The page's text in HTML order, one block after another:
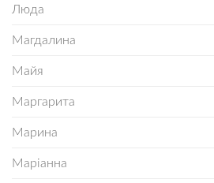
Люда
Магдалина
Майя
Маргарита
Марина
Маріанна